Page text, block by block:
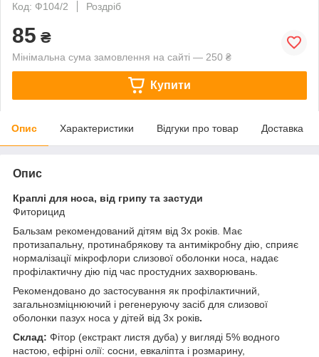
Код: Ф104/2
Роздріб
85 ₴
Мінімальна сума замовлення на сайті — 250 ₴
Купити
Опис Характеристики Відгуки про товар Доставка
Опис
Краплі для носа, від грипу та застуди
Фиторицид
Бальзам рекомендований дітям від 3х років. Має
протизапальну, протинабрякову та антимікробну дію, сприяє
нормалізації мікрофлори слизової оболонки носа, надає
профілактичну дію під час простудних захворювань.
Рекомендовано до застосування як профілактичний,
загальнозміцнюючий і регенеруючу засіб для слизової
оболонки пазух носа у дітей від 3х років.
Склад: Фітор (екстракт листя дуба) у вигляді 5% водного
настою, ефірні олії: сосни, евкаліпта і розмарину,